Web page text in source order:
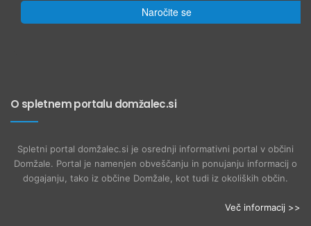
Naročite se
O spletnem portalu domžalec.si
Spletni portal domžalec.si je osrednji informativni portal v občini
Domžale. Portal je namenjen obveščanju in ponujanju informacij o
dogajanju, tako iz občine Domžale, kot tudi iz okoliških občin.
Več informacij >>